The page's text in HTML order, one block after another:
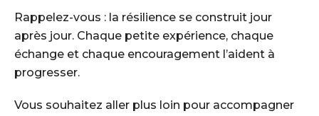
Rappelez-vous : la résilience se construit jour
après jour. Chaque petite expérience, chaque
échange et chaque encouragement l’aident à
progresser.
Vous souhaitez aller plus loin pour accompagner